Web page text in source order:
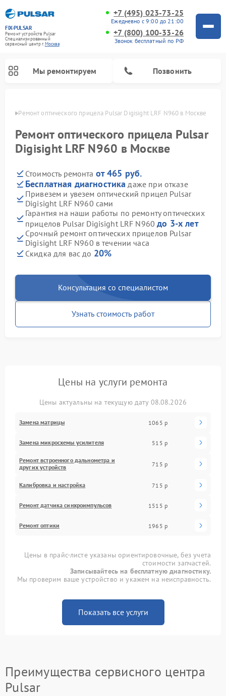
FIX-PULSAR
Ремонт устройств Pulsar
Специализированный
cервисный центр г.Москва
+7 (495) 023-73-25
Ежедневно с 9:00 до 21:00
+7 (800) 100-33-26
Звонок бесплатный по РФ
Мы ремонтируем Позвонить
Ремонт оптического прицела Pulsar Digisight LRF N960 в Москве
Ремонт оптического прицела Pulsar
Digisight LRF N960 в Москве
Стоимость ремонта от 465 руб.
Бесплатная диагностика даже при отказе
Привезем и увезем оптический прицел Pulsar
Digisight LRF N960 сами
Гарантия на наши работы по ремонту оптических
прицелов Pulsar Digisight LRF N960до 3-х лет
Срочный ремонт оптических прицелов Pulsar
Digisight LRF N960 в течении часа
Скидка для вас до 20%
Консультация со специалистом
Узнать стоимость работ
Цены на услуги ремонта
Цены актуальны на текущую дату 08.08.2026
Замена матрицы 1065 р
Замена микросхемы усилителя 515 р
Ремонт встроенного дальнометра и
других устройств
715 р
Калибровка и настройка 715 р
Ремонт датчика синхроимпульсов 1515 р
Ремонт оптики 1965 р
Цены в прайс-листе указаны ориентировочные, без учета
стоимости запчастей.
Записывайтесь на бесплатную диагностику.
Мы проверим ваше устройство и укажем на неисправность.
Показать все услуги
Преимущества сервисного центра
Pulsar